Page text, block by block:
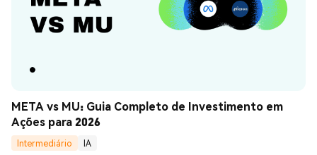
META vs MU: Guia Completo de Investimento em
Ações para 2026
Intermediário
IA